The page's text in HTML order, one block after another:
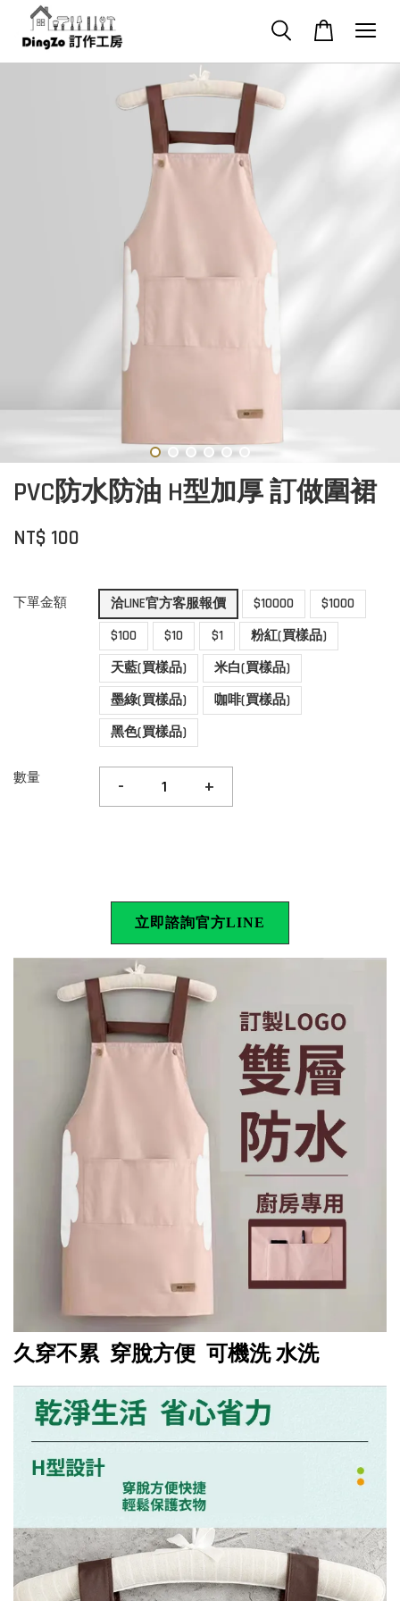
PVC防水防油 H型加厚 訂做圍裙
NT$ 100
下單金額 洽LINE官方客服報價 $10000
$1000
$100
$10 $1
粉紅(買樣品)
天藍(買樣品)
米白(買樣品)
墨綠(買樣品)
咖啡(買樣品)
黑色(買樣品)
數量 - +
立即諮詢官方LINE
久穿不累 穿脫方便 可機洗 水洗